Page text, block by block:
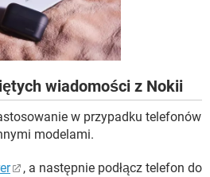
wiadomości z Nokii
w przypadku telefonów
modelami.
, a następnie podłącz telefon do